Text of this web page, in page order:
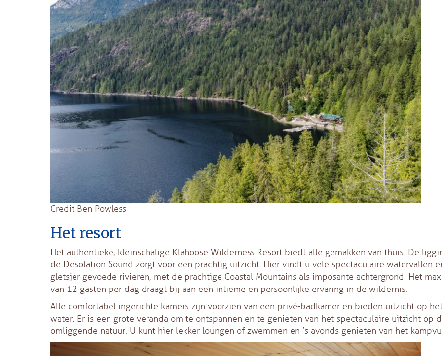
Credit Ben Powless
Het resort
Het authentieke, kleinschalige Klahoose Wilderness Resort biedt alle gemakken van thuis. De
de Desolation Sound zorgt voor een prachtig uitzicht. Hier vindt u vele spectaculaire watervallen
gletsjer gevoede rivieren, met de prachtige Coastal Mountains als imposante achtergrond. Het
van 12 gasten per dag draagt bij aan een intieme en persoonlijke ervaring in de wildernis.
Alle comfortabel ingerichte kamers zijn voorzien van een privé-badkamer en bieden uitzicht op het
water. Er is een grote veranda om te ontspannen en te genieten van het spectaculaire uitzicht op
omliggende natuur. U kunt hier lekker loungen of zwemmen en ’s avonds genieten van het